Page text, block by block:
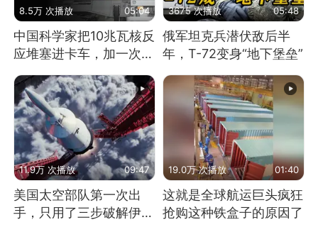
8.5万 次播放 05:04
中国科学家把10兆瓦核反
应堆塞进卡车，加一次燃
料能跑几十年
3675 次播放 05:48
俄军坦克兵潜伏敌后半
年，T-72变身“地下堡垒”
11.9万 次播放 09:47
美国太空部队第一次出
手，只用了三步破解伊朗
19.0万 次播放 01:40
这就是全球航运巨头疯狂
抢购这种铁盒子的原因了